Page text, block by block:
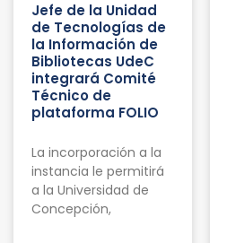
Jefe de la Unidad
de Tecnologías de
la Información de
Bibliotecas UdeC
integrará Comité
Técnico de
plataforma FOLIO
La incorporación a la
instancia le permitirá
a la Universidad de
Concepción,